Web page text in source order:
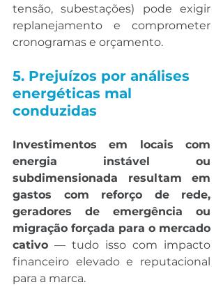
tensão, subestações) pode exigir
replanejamento e comprometer
cronogramas e orçamento.
5. Prejuízos por análises
energéticas mal
conduzidas
Investimentos em locais com
energia instável ou
subdimensionada resultam em
gastos com reforço de rede,
geradores de emergência ou
migração forçada para o mercado
cativo — tudo isso com impacto
financeiro elevado e reputacional
para a marca.